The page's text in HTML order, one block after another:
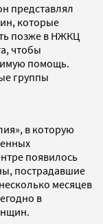
представлял
которые
позже в НЖКЦ
чтобы
помощь.
группы
в которую
появилось
пострадавшие
месяцев
в